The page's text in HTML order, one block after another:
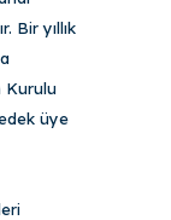
Bir yıllık
Kurulu
üye